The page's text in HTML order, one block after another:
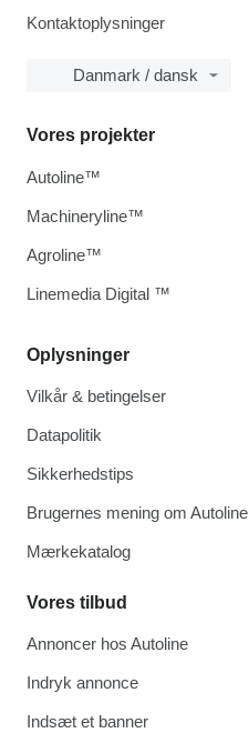
Kontaktoplysninger
Danmark / dansk
Oplysninger
Vilkår & betingelser
Datapolitik
Sikkerhedstips
Brugernes mening om Autoline
Mærkekatalog
Vores tilbud
Annoncer hos Autoline
Indryk annonce
Indsæt et banner
Vores projekter
Autoline™
Machineryline™
Agroline™
Linemedia Digital ™